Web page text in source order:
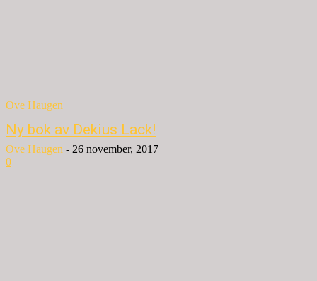
Ove Haugen
Ny bok av Dekius Lack!
Ove Haugen - 26 november, 2017
0